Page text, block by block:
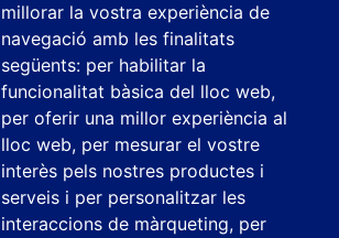
millorar la vostra experiència de
navegació amb les finalitats
següents: per habilitar la
funcionalitat bàsica del lloc web,
per oferir una millor experiència al
lloc web, per mesurar el vostre
interès pels nostres productes i
serveis i per personalitzar les
interaccions de màrqueting, per